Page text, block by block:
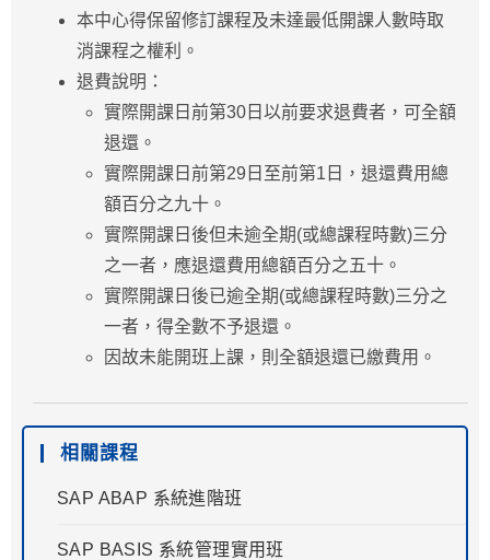
本中心得保留修訂課程及未達最低開課人數時取
消課程之權利。
退費說明：
實際開課日前第30日以前要求退費者，可全額
退還。
實際開課日前第29日至前第1日，退還費用總
額百分之九十。
實際開課日後但未逾全期(或總課程時數)三分
之一者，應退還費用總額百分之五十。
實際開課日後已逾全期(或總課程時數)三分之
一者，得全數不予退還。
因故未能開班上課，則全額退還已繳費用。
相關課程
SAP ABAP 系統進階班
SAP BASIS 系統管理實用班